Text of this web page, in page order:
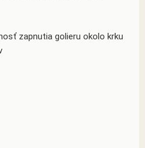
zapnutia golieru okolo krku